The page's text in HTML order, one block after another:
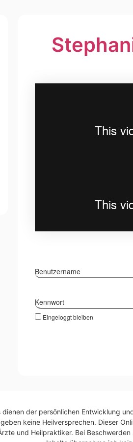
Benutzername
Kennwort
Eingeloggt bleiben
dienen der persönlichen Entwicklung
keine Heilversprechen. Dieser
und Heilpraktiker. Bei